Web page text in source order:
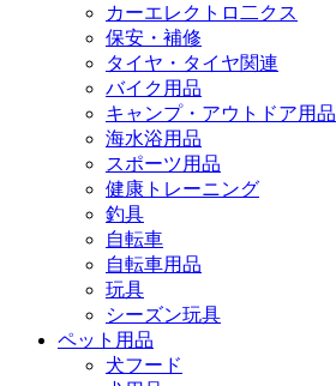
カーエレクトロ二クス
保安・補修
タイヤ・タイヤ関連
バイク用品
キャンプ・アウトドア用品
海水浴用品
スポーツ用品
健康トレーニング
釣具
自転車
自転車用品
玩具
シーズン玩具
ペット用品
犬フード